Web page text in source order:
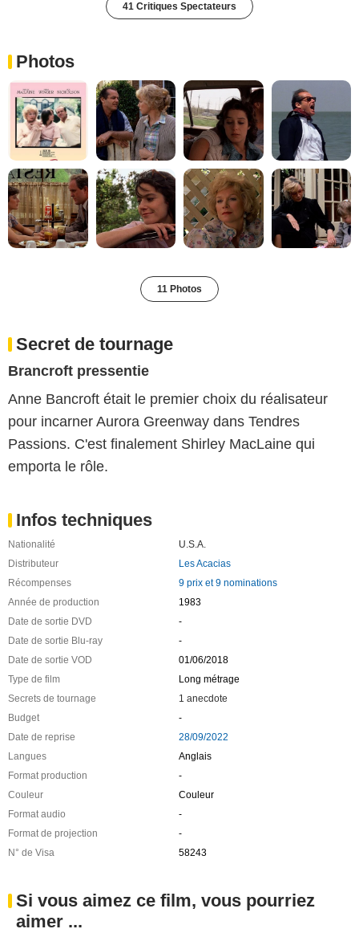
41 Critiques Spectateurs
Photos
11 Photos
Secret de tournage
Brancroft pressentie
Anne Bancroft était le premier choix du réalisateur
pour incarner Aurora Greenway dans Tendres
Passions. C'est finalement Shirley MacLaine qui
emporta le rôle.
Infos techniques
Nationalité
U.S.A.
Distributeur
Les Acacias
Récompenses
9 prix et 9 nominations
Année de production
1983
Date de sortie DVD
-
Date de sortie Blu-ray
-
Date de sortie VOD
01/06/2018
Type de film
Long métrage
Secrets de tournage
1 anecdote
Budget
-
Date de reprise
28/09/2022
Langues
Anglais
Format production
-
Couleur
Couleur
Format audio
-
Format de projection
-
N° de Visa
58243
Si vous aimez ce film, vous pourriez
aimer ...